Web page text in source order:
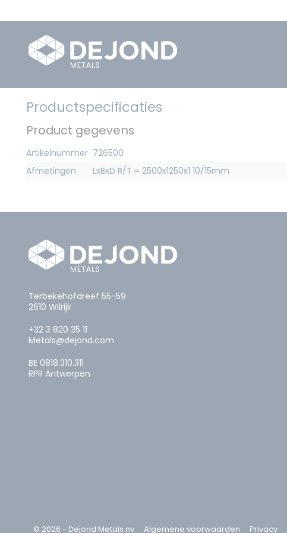
Productspecificaties
Product gegevens
Artikelnummer 726500
Afmetingen
LxBxD R/T = 2500x1250x1 10/15mm
Terbekehofdreef 55-59
2610 Wilrijk
+32 3 820 35 11
Metals@dejond.com
BE 0818.310.311
RPR Antwerpen
© 2026 - Dejond Metals nv Algemene voorwaarden Privacy